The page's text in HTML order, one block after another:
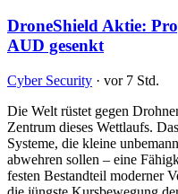
DroneShield Aktie:
AUD gesenkt
Cyber Security · vor 7 Std.
Die Welt rüstet gegen
Zentrum dieses Wettlaufs.
Systeme, die kleine
abwehren sollen – eine
festen Bestandteil moderner